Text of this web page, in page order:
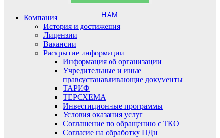
НАМ
Компания
История и достижения
Лицензии
Вакансии
Раскрытие информации
Информация об организации
Учредительные и иные
правоустанавливающие документы
ТАРИФ
ТЕРСХЕМА
Инвестиционные программы
Условия оказания услуг
Соглашение по обращению с ТКО
Согласие на обработку ПДн